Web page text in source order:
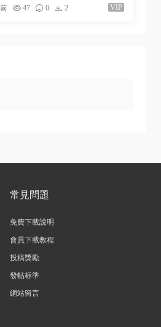
47 0 2 VIP
常見問題
免費下載說明
會員下載教程
投稿獎勵
發帖标準
網站留言